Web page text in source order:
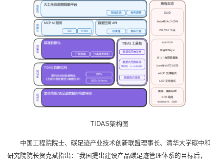
TIDAS架构图
中国工程院院士、碳足迹产业技术创新联盟理事长、清华大学碳中和
研究院院长贺克斌指出：“我国提出建设产品碳足迹管理体系的目标后，